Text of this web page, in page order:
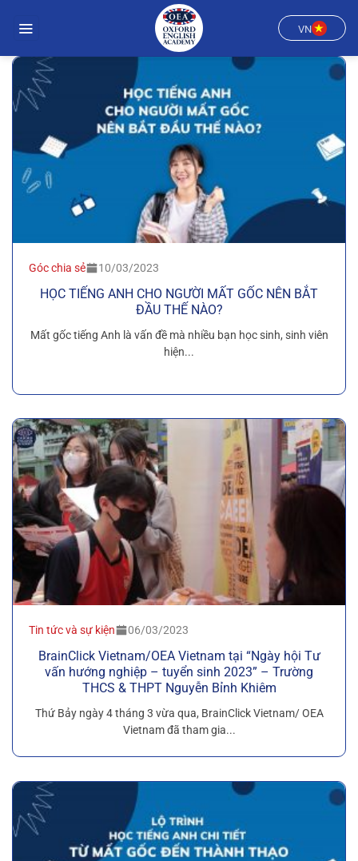
đến
dung
VN
Góc chia sẻ 10/03/2023
HỌC TIẾNG ANH CHO NGƯỜI MẤT GỐC NÊN BẮT
ĐẦU THẾ NÀO?
Mất gốc tiếng Anh là vấn đề mà nhiều bạn học sinh, sinh viên
hiện...
Tin tức và sự kiện 06/03/2023
BrainClick Vietnam/OEA Vietnam tại “Ngày hội Tư
vấn hướng nghiệp – tuyển sinh 2023” – Trường
THCS & THPT Nguyễn Bỉnh Khiêm
Thứ Bảy ngày 4 tháng 3 vừa qua, BrainClick Vietnam/ OEA
Vietnam đã tham gia...